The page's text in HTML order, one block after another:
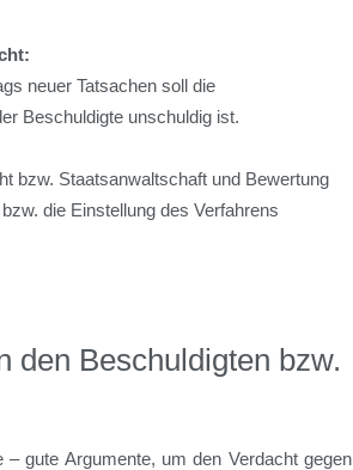
neuer Tatsachen soll die
Beschuldigte unschuldig ist.
bzw. Staatsanwaltschaft und Bewertung
die Einstellung des Verfahrens
den Beschuldigten bzw.
gute Argumente, um den Verdacht gegen